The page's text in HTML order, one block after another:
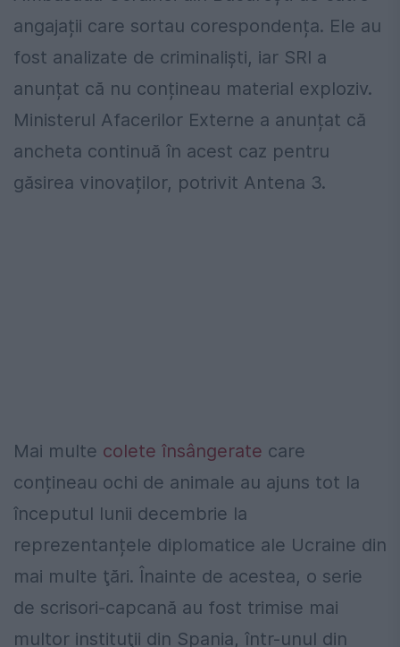
angajații care sortau corespondența. Ele au
fost analizate de criminaliști, iar SRI a
anunțat că nu conțineau material exploziv.
Ministerul Afacerilor Externe a anunțat că
ancheta continuă în acest caz pentru
găsirea vinovaților, potrivit Antena 3.
Mai multe colete însângerate care
conțineau ochi de animale au ajuns tot la
începutul lunii decembrie la
reprezentanțele diplomatice ale Ucraine din
mai multe ţări. Înainte de acestea, o serie
de scrisori-capcană au fost trimise mai
multor instituţii din Spania, într-unul din